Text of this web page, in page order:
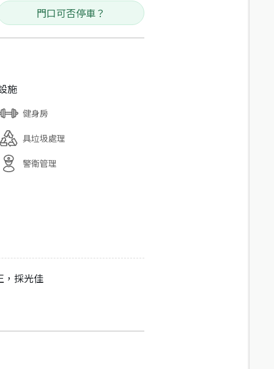
門口可否停車？
施
健身房
具垃圾處理
警衛管理
，採光佳